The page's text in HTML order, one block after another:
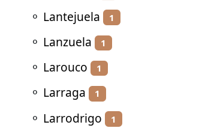
⚬ Lantejuela 1
⚬ Lanzuela 1
⚬ Larouco 1
⚬ Larraga 1
⚬ Larrodrigo 1